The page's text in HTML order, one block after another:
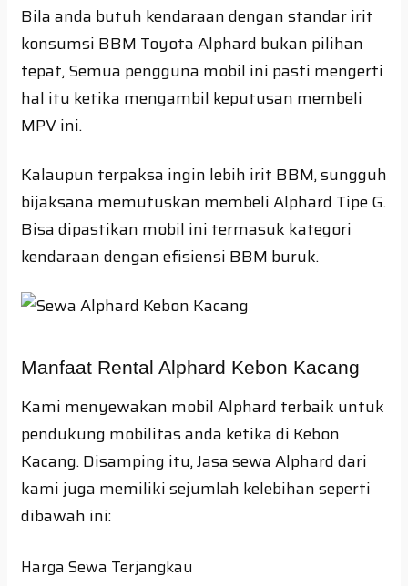
Bila anda butuh kendaraan dengan standar irit
konsumsi BBM Toyota Alphard bukan pilihan
tepat, Semua pengguna mobil ini pasti mengerti
hal itu ketika mengambil keputusan membeli
MPV ini.
Kalaupun terpaksa ingin lebih irit BBM, sungguh
bijaksana memutuskan membeli Alphard Tipe G.
Bisa dipastikan mobil ini termasuk kategori
kendaraan dengan efisiensi BBM buruk.
Manfaat Rental Alphard Kebon Kacang
Kami menyewakan mobil Alphard terbaik untuk
pendukung mobilitas anda ketika di Kebon
Kacang. Disamping itu, Jasa sewa Alphard dari
kami juga memiliki sejumlah kelebihan seperti
dibawah ini:
Harga Sewa Terjangkau